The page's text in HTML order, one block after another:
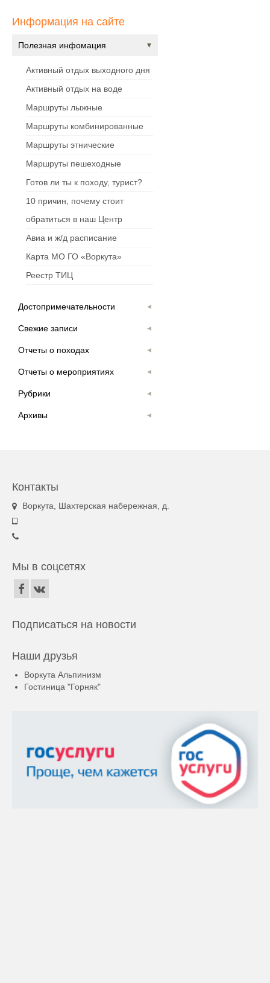
Информация на сайте
Полезная инфомация
Активный отдых выходного дня
Активный отдых на воде
Маршруты лыжные
Маршруты комбинированные
Маршруты этнические
Маршруты пешеходные
Готов ли ты к походу, турист?
10 причин, почему стоит
обратиться в наш Центр
Авиа и ж/д расписание
Карта МО ГО «Воркута»
Реестр ТИЦ
Достопримечательности
Свежие записи
Отчеты о походах
Отчеты о мероприятиях
Рубрики
Архивы
Контакты
Воркута, Шахтерская набережная, д.
Мы в соцсетях
Подписаться на новости
Наши друзья
Воркута Альпинизм
Гостиница "Горняк"